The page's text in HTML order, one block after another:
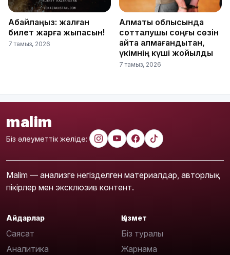
Абайлаңыз: жалған
билет жарға жықпасын!
7 тамыз, 2026
Алматы облысында
сотталушы соңғы сөзін
айта алмағандықтан,
үкімнің күші жойылды
7 тамыз, 2026
malim
Біз әлеуметтік желіде:
Malim — анализге негізделген материалдар, авторлық
пікірлер мен эксклюзив контент.
Айдарлар
Саясат
Аналитика
Қызмет
Біз туралы
Жарнама